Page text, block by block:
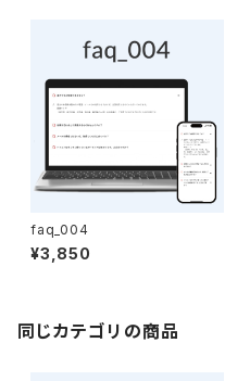
faq_004
¥3,850
同じカテゴリの商品